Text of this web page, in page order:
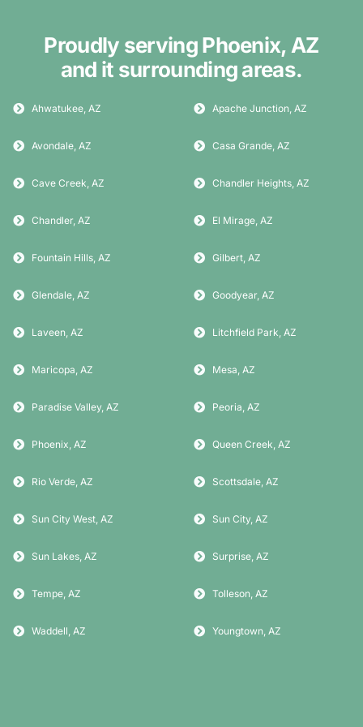
Proudly serving Phoenix, AZ
and it surrounding areas.
Ahwatukee, AZ Apache Junction, AZ
Avondale, AZ Casa Grande, AZ
Cave Creek, AZ Chandler Heights, AZ
Chandler, AZ El Mirage, AZ
Fountain Hills, AZ Gilbert, AZ
Glendale, AZ Goodyear, AZ
Laveen, AZ Litchfield Park, AZ
Maricopa, AZ Mesa, AZ
Paradise Valley, AZ Peoria, AZ
Phoenix, AZ Queen Creek, AZ
Rio Verde, AZ Scottsdale, AZ
Sun City West, AZ Sun City, AZ
Sun Lakes, AZ Surprise, AZ
Tempe, AZ Tolleson, AZ
Waddell, AZ Youngtown, AZ